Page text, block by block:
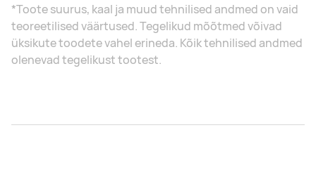
*Toote suurus, kaal ja muud tehnilised andmed on vaid
teoreetilised väärtused. Tegelikud mõõtmed võivad
üksikute toodete vahel erineda. Kõik tehnilised andmed
olenevad tegelikust tootest.